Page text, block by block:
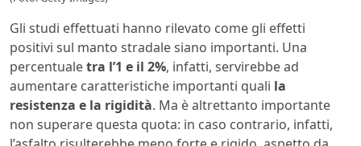
Gli studi effettuati hanno rilevato come gli effetti
positivi sul manto stradale siano importanti. Una
percentualetra l’1 e il 2%, infatti, servirebbe ad
aumentare caratteristiche importanti quali la
resistenza e la rigidità. Ma è altrettanto importante
non superare questa quota: in caso contrario, infatti,